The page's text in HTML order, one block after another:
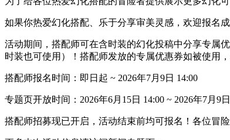
如果你热爱幻化搭配、乐于分享审美灵感，欢迎报名
活动期间，搭配师可在含时装的幻化投稿中分享专属
时装也可使用）！搭配师发放的专属优惠券如被使用
搭配师报名时间：即日起 ~ 2026年7月9日 14:00
专题页开放时间：2026年6月15日 14:00 ~ 2026年7月9
搭配师招募现已开启，活动结束前均可报名！各位冒